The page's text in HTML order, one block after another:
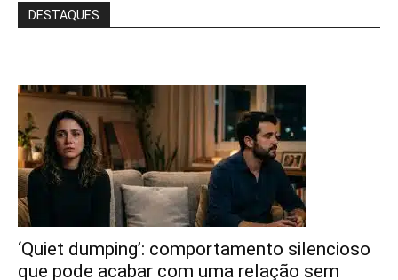
DESTAQUES
‘Quiet dumping’: comportamento silencioso
que pode acabar com uma relação sem